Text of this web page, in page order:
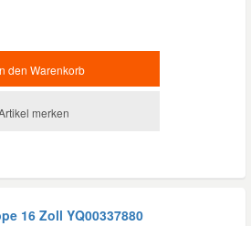
den Warenkorb
merken
16 Zoll YQ00337880